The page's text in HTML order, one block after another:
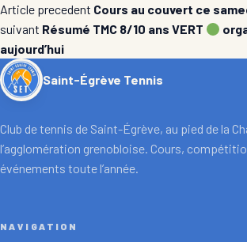
Article precedent Cours au couvert ce
suivant Résumé TMC 8/10 ans VERT
aujourd’hui
Saint-Égrève Tennis
Club de tennis de Saint-Égrève, au pied de la
l’agglomération grenobloise. Cours,
événements toute l’année.
NAVIGATION